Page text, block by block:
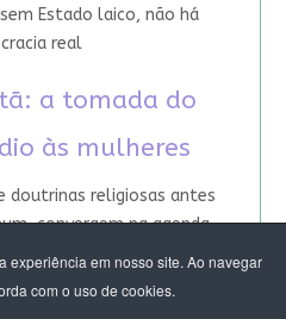
experiência em nosso site. Ao navegar
com o uso de cookies.
Estado laico, não há
real
a tomada do
às mulheres
doutrinas religiosas antes
convergem na agenda
pela autonomia
Articulação objetiva